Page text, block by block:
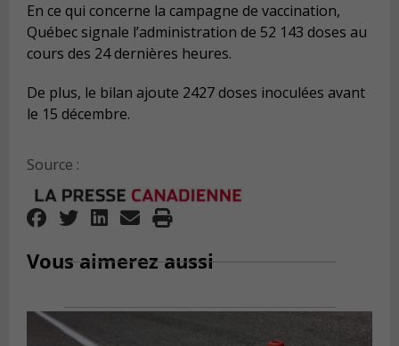
En ce qui concerne la campagne de vaccination,
Québec signale l’administration de 52 143 doses au
cours des 24 dernières heures.
De plus, le bilan ajoute 2427 doses inoculées avant
le 15 décembre.
Source :
Vous aimerez aussi